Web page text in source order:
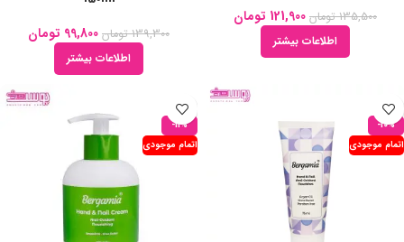
135,500 تومان 121,900 تومان
اطلاعات بیشتر 139,300 تومان 99,800 تومان
اطلاعات بیشتر
-10%
اتمام موجودی
-11%
اتمام موجودی